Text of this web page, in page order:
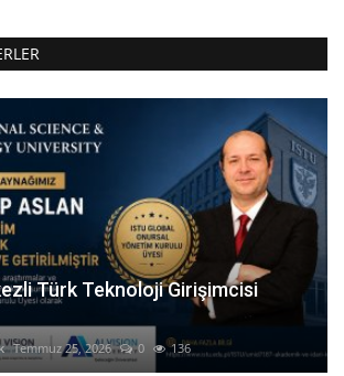
Türk Teknoloji Girişimcisi
Temmuz 25, 2026 0 136